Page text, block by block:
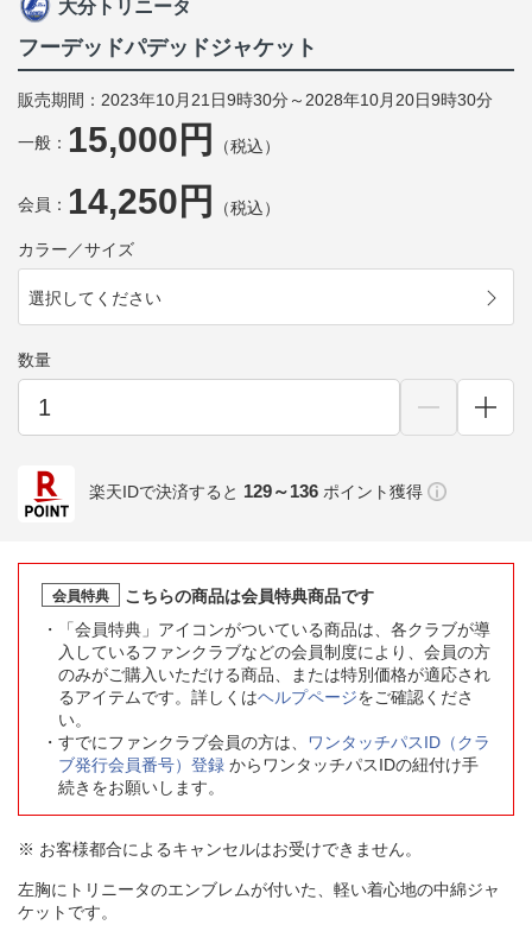
大分トリニータ
フーデッドパデッドジャケット
販売期間：2023年10月21日9時30分～2028年10月20日9時30分
一般： 15,000円 （税込）
会員： 14,250円 （税込）
カラー／サイズ
選択してください
数量
楽天IDで決済すると 129～136 ポイント獲得
会員特典
こちらの商品は会員特典商品です
「会員特典」アイコンがついている商品は、各クラブが導
入しているファンクラブなどの会員制度により、会員の方
のみがご購入いただける商品、または特別価格が適応され
るアイテムです。詳しくはヘルプページをご確認くださ
い。
すでにファンクラブ会員の方は、
ワンタッチパスID（クラ
ブ発行会員番号）登録 からワンタッチパスIDの紐付け手
続きをお願いします。
※ お客様都合によるキャンセルはお受けできません。
左胸にトリニータのエンブレムが付いた、軽い着心地の中綿ジャ
ケットです。